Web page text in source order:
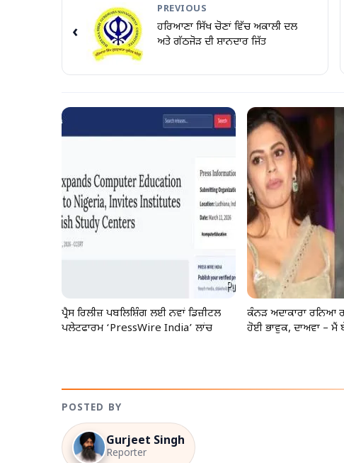
‹
PREVIOUS
ਹਰਿਆਣਾ ਸਿੱਖ ਚੋਣਾਂ ਵਿੱਚ ਅਕਾਲੀ ਦਲ
ਅਤੇ ਗੱਠਜੋੜ ਦੀ ਸ਼ਾਨਦਾਰ ਜਿੱਤ
ਪ੍ਰੈਸ ਰਿਲੀਜ਼ ਪਬਲਿਸ਼ਿੰਗ ਲਈ ਨਵਾਂ ਡਿਜ਼ੀਟਲ
ਪਲੇਟਫਾਰਮ ‘PressWire India’ ਲਾਂਚ
ਕੰਨੜ ਅਦਾਕਾਰਾ ਰਨਿਆ
ਹੋਈ ਭਾਵੁਕ, ਦਾਅਵਾ – ਮੈਂ
POSTED BY
Gurjeet Singh
Reporter